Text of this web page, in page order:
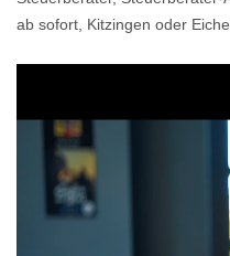
ab sofort, Kitzingen oder